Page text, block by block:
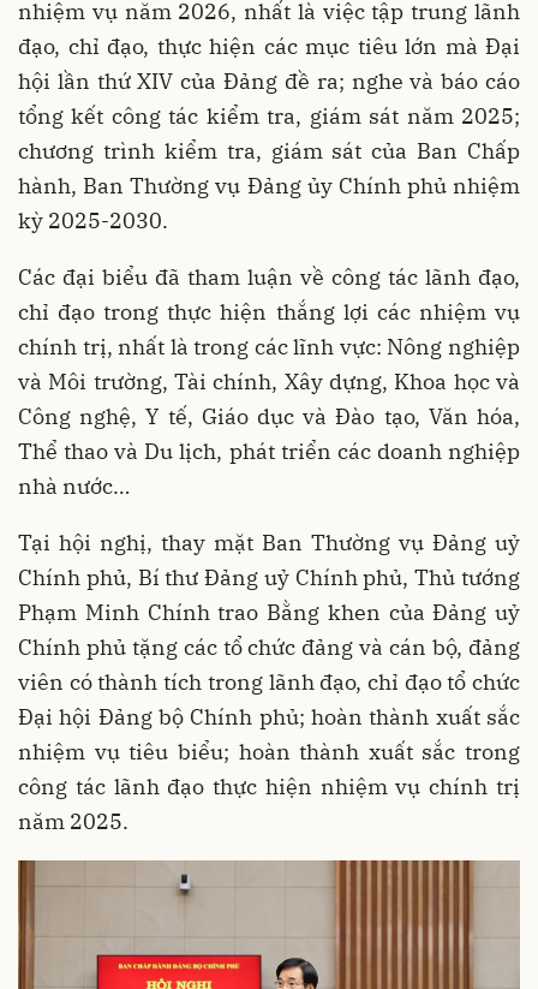
nhiệm vụ năm 2026, nhất là việc tập trung lãnh
đạo, chỉ đạo, thực hiện các mục tiêu lớn mà Đại
hội lần thứ XIV của Đảng đề ra; nghe và báo cáo
tổng kết công tác kiểm tra, giám sát năm 2025;
chương trình kiểm tra, giám sát của Ban Chấp
hành, Ban Thường vụ Đảng ủy Chính phủ nhiệm
kỳ 2025-2030.
Các đại biểu đã tham luận về công tác lãnh đạo,
chỉ đạo trong thực hiện thắng lợi các nhiệm vụ
chính trị, nhất là trong các lĩnh vực: Nông nghiệp
và Môi trường, Tài chính, Xây dựng, Khoa học và
Công nghệ, Y tế, Giáo dục và Đào tạo, Văn hóa,
Thể thao và Du lịch, phát triển các doanh nghiệp
nhà nước…
Tại hội nghị, thay mặt Ban Thường vụ Đảng uỷ
Chính phủ, Bí thư Đảng uỷ Chính phủ, Thủ tướng
Phạm Minh Chính trao Bằng khen của Đảng uỷ
Chính phủ tặng các tổ chức đảng và cán bộ, đảng
viên có thành tích trong lãnh đạo, chỉ đạo tổ chức
Đại hội Đảng bộ Chính phủ; hoàn thành xuất sắc
nhiệm vụ tiêu biểu; hoàn thành xuất sắc trong
công tác lãnh đạo thực hiện nhiệm vụ chính trị
năm 2025.